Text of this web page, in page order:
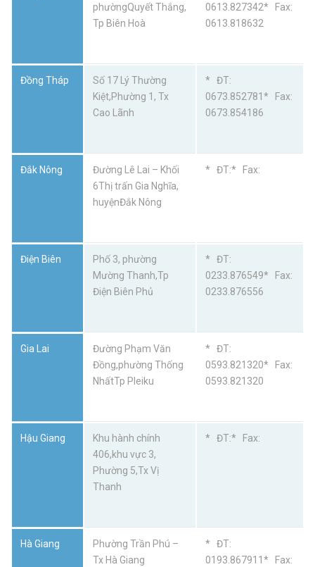
phườngQuyết Thắng,
Tp Biên Hoà
0613.827342* Fax:
0613.818632
Đồng Tháp
Số 17 Lý Thường
Kiệt,Phường 1, Tx
Cao Lãnh
* ĐT:
0673.852781* Fax:
0673.854186
Đắk Nông
Đường Lê Lai – Khối
6Thị trấn Gia Nghĩa,
huyệnĐắk Nông
* ĐT:* Fax:
Điện Biên
Phố 3, phường
Mường Thanh,Tp
Điện Biên Phủ
* ĐT:
0233.876549* Fax:
0233.876556
Gia Lai
Đường Phạm Văn
Đồng,phường Thống
NhấtTp Pleiku
* ĐT:
0593.821320* Fax:
0593.821320
Hậu Giang
Khu hành chính
406,khu vực 3,
Phường 5,Tx Vị
Thanh
* ĐT:* Fax:
Hà Giang
Phường Trần Phú –
Tx Hà Giang
* ĐT:
0193.867911* Fax: